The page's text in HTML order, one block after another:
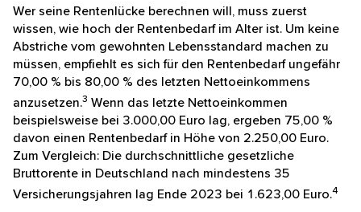
Die Rentenlücke berechnen, so
geht es.
Wer seine Rentenlücke berechnen will, muss zuerst
wissen, wie hoch der Rentenbedarf im Alter ist. Um
keine Abstriche vom gewohnten Lebensstandard
machen zu müssen, empfiehlt es sich für den
Rentenbedarf ungefähr 70,00 % bis 80,00 % des letzten
Nettoeinkommens anzusetzen. 3Wenn das letzte
Nettoeinkommen beispielsweise bei 3.000,00 Euro lag,
ergeben 75,00 % davon einen Rentenbedarf in Höhe